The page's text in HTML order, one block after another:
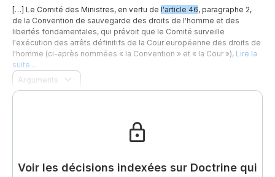
[…] Le Comité des Ministres, en vertu de l'article 46, paragraphe 2,
de la Convention de sauvegarde des droits de l'homme et des
libertés fondamentales, qui prévoit que le Comité surveille
l'exécution des arrêts définitifs de la Cour européenne des droits de
l'homme (ci-après nommées « la Convention » et « la Cour »), Lire la
suite…
Arguments
Voir les décisions indexées sur Doctrine qui